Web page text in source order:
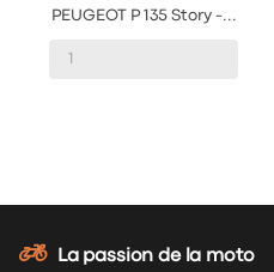
PEUGEOT P 135 Story -...
La passion de la moto